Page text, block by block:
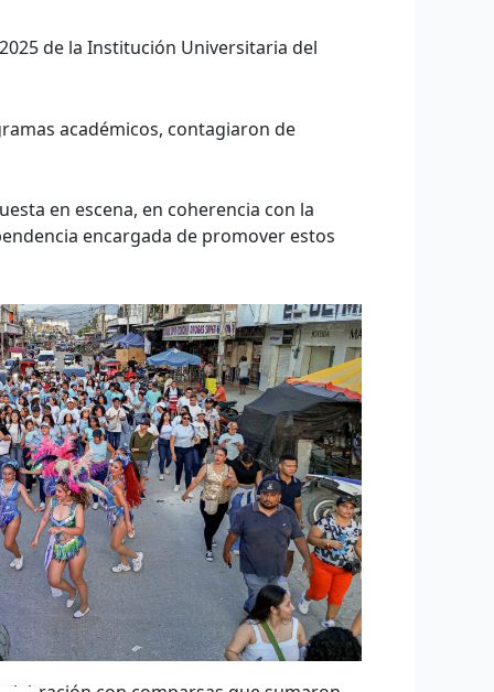
de la Institución Universitaria del
académicos, contagiaron de
en escena, en coherencia con la
encargada de promover estos